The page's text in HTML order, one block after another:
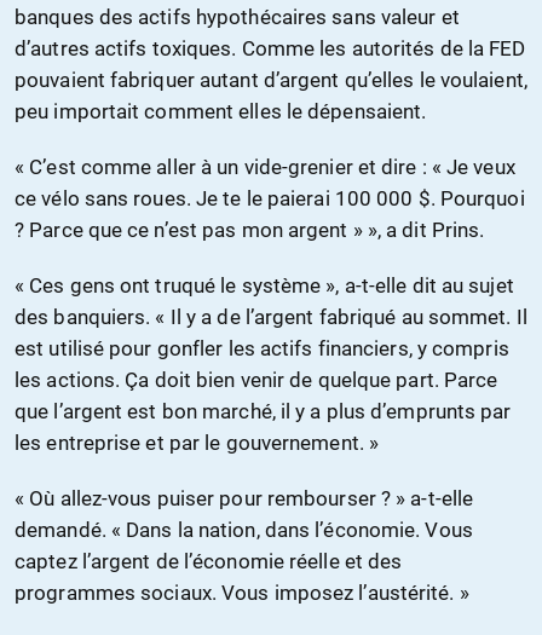
banques des actifs hypothécaires sans valeur et
d’autres actifs toxiques. Comme les autorités de la FED
pouvaient fabriquer autant d’argent qu’elles le voulaient,
peu importait comment elles le dépensaient.
« C’est comme aller à un vide-grenier et dire : « Je veux
ce vélo sans roues. Je te le paierai 100 000 $. Pourquoi
? Parce que ce n’est pas mon argent » », a dit Prins.
« Ces gens ont truqué le système », a-t-elle dit au sujet
des banquiers. « Il y a de l’argent fabriqué au sommet. Il
est utilisé pour gonfler les actifs financiers, y compris
les actions. Ça doit bien venir de quelque part. Parce
que l’argent est bon marché, il y a plus d’emprunts par
les entreprise et par le gouvernement. »
« Où allez-vous puiser pour rembourser ? » a-t-elle
demandé. « Dans la nation, dans l’économie. Vous
captez l’argent de l’économie réelle et des
programmes sociaux. Vous imposez l’austérité. »